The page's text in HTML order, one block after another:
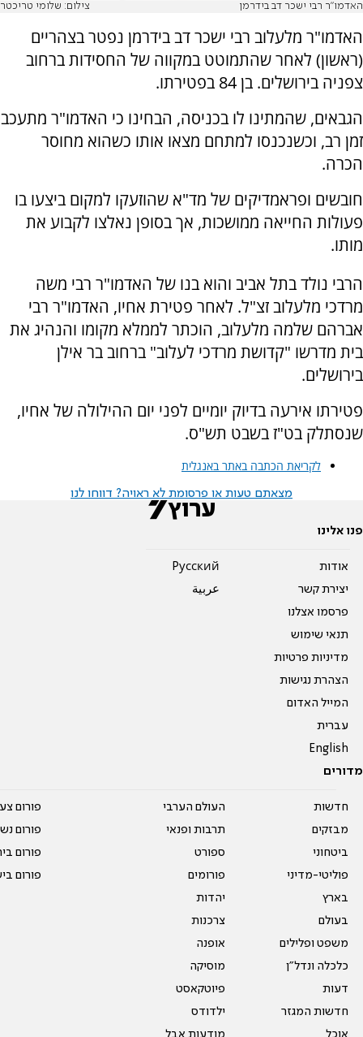
האדמו"ר רבי ישכר דב בידרמן צילום: שלומי טריכטר
האדמו"ר מלעלוב רבי ישכר דב בידרמן נפטר בצהריים
(ראשון) לאחר שהתמוטט במקווה של החסידות ברחוב
צפניה בירושלים. בן 84 בפטירתו.
הגבאים, שהמתינו לו בכניסה, הבחינו כי האדמו"ר מתעכב
זמן רב, וכשנכנסו למתחם מצאו אותו כשהוא מחוסר
הכרה.
חובשים ופראמדיקים של מד"א שהוזעקו למקום ביצעו בו
פעולות החייאה ממושכות, אך בסופן נאלצו לקבוע את
מותו.
הרבי נולד בתל אביב והוא בנו של האדמו"ר רבי משה
מרדכי מלעלוב זצ"ל. לאחר פטירת אחיו, האדמו"ר רבי
אברהם שלמה מלעלוב, הוכתר לממלא מקומו והנהיג את
בית מדרשו "קדושת מרדכי לעלוב" ברחוב בר אילן
בירושלים.
פטירתו אירעה בדיוק יומיים לפני יום ההילולה של אחיו,
שנסתלק בט"ז בשבט תש"ס.
לקריאת הכתבה באתר באנגלית
מצאתם טעות או פרסומת לא ראויה? דווחו לנו
פנו אלינו
אודות
יצירת קשר
פרסמו אצלנו
תנאי שימוש
מדיניות פרטיות
הצהרת נגישות
המייל האדום
עברית
English
Pусский
عربية
מדורים
חדשות
מבזקים
ביטחוני
פוליטי-מדיני
בארץ
בעולם
משפט ופלילים
כלכלה ונדל"ן
דעות
חדשות המגזר
אוכל
העולם הערבי
תרבות ופנאי
ספורט
פורומים
יהדות
צרכנות
אופנה
מוסיקה
פיוטקאסט
ילדודס
מודעות אבל
פורום
פורום
פורום
פורום